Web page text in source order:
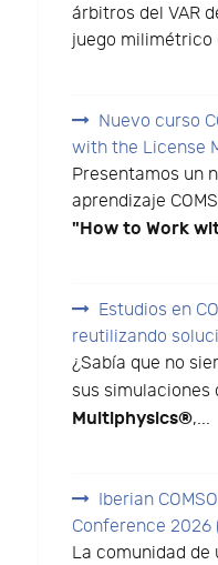
árbitros del VAR
juego milimétrico
Nuevo curso
with the License
Presentamos un
aprendizaje
"How to Work
Estudios en
reutilizando
¿Sabía que no
sus simulaciones
Multiphysics®,...
Iberian
Conference 2026
La comunidad de